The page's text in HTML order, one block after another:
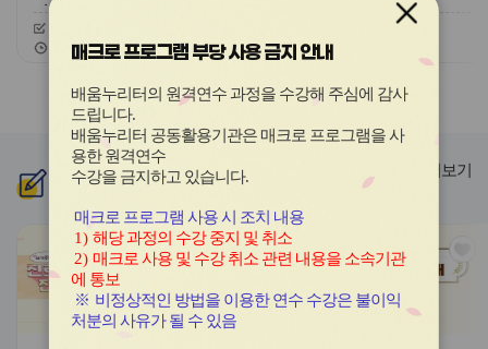
자 교육
교육기간
26.03.03 ~ 26.12.20
26.02.03 ~ 26.12.20
교육기간
슬
라
이
드
버
튼
이
전
슬
라
이
드
다
음
신규과정
관
심
이
콘
관
심
아
더보기
매크로 프로그램 부당 사용 금지 안내
배움누리터의 원격연수 과정을 수강해 주심에 감사
드립니다.
배움누리터 공동활용기관은 매크로 프로그램을 사
용한원격연수
수강을 금지하고 있습니다.
매크로 프로그램 사용 시 조치 내용
1) 해당 과정의 수강 중지 및 취소
2) 매크로 사용 및 수강 취소 관련 내용을 소속기관
에 통보
※ 비정상적인 방법을 이용한 연수 수강은 불이익
처분의 사유가 될 수 있음